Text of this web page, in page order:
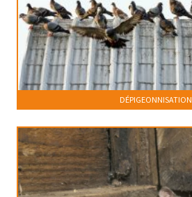
DÉPIGEONNISATION